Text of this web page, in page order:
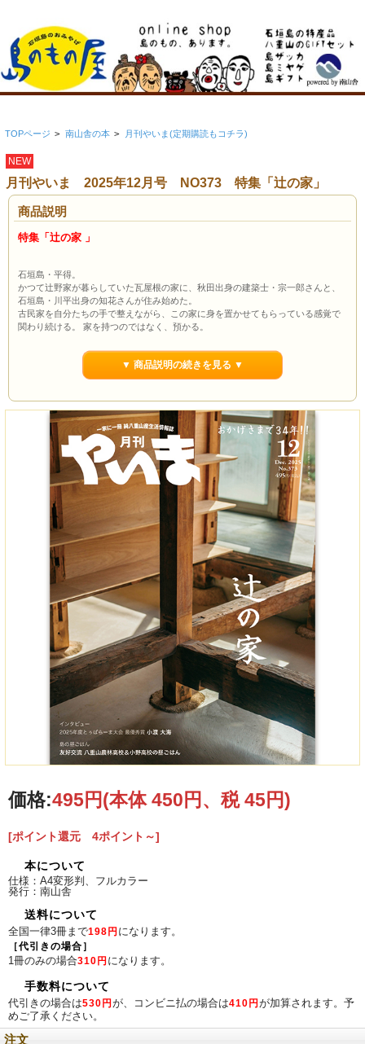
TOPページ > 南山舎の本 > 月刊やいま(定期購読もコチラ)
NEW
月刊やいま 2025年12月号 NO373 特集「辻の家」
商品説明
特集「辻の家 」
石垣島・平得。
かつて辻野家が暮らしていた瓦屋根の家に、秋田出身の建築士・宗一郎さんと、
石垣島・川平出身の知花さんが住み始めた。
古民家を自分たちの手で整えながら、この家に身を置かせてもらっている感覚で
関わり続ける。 家を持つのではなく、預かる。
に人が行きかう家に、新しい風景が生まれている。
「辻」・・・・・・道が交差するところ、「十字路」
八重山に住んでいる方々に聞きました
インタビュー 八重山×人
#302 小渡大海
NEW OPEN 八重山の新店舗情報
バル Kuina／島むすび／小夜流書店／カフェランチゆうな
やいま NEWS & TOPICS
るたを制作／西表島の泡盛、誕生
牛串＆ホルモンふじたの オーナーシェフ情熱インタビュー
file.5 リハロウビーチ 海老沼純一
▼ 商品説明の続きを見る ▼
価格:495円(本体 450円、税 45円)
[ポイント還元 4ポイント～]
本について
仕様：A4変形判、フルカラー
発行：南山舎
送料について
全国一律3冊まで198円 になります。
［代引きの場合］
1冊のみの場合310円 になります。
手数料について
代引きの場合は530円が、コンビニ払の場合は410円が加算されます。予
めご了承ください。
注文